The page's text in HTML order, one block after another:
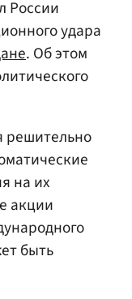
России
удара
. Об этом
решительно
на их
акции
быть